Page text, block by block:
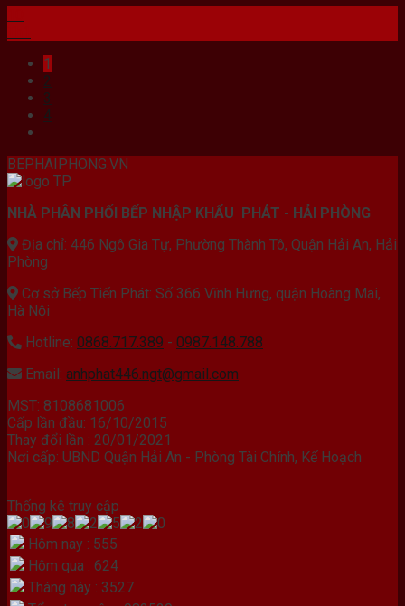
1
2
3
4
BEPHAIPHONG.VN
NHÀ PHÂN PHỐI BẾP NHẬP KHẨU PHÁT - HẢI PHÒNG
Địa chỉ: 446 Ngô Gia Tự, Phường Thành Tô, Quận Hải An, Hải
Phòng
Cơ sở Bếp Tiến Phát: Số 366 Vĩnh Hưng, quận Hoàng Mai,
Hà Nội
Hotline: 0868.717.389 - 0987.148.788
Email: anhphat446.ngt@gmail.com
MST: 8108681006
Cấp lần đầu: 16/10/2015
Thay đổi lần : 20/01/2021
Nơi cấp: UBND Quận Hải An - Phòng Tài Chính, Kế Hoạch
Thống kê truy cập
Hôm nay : 555
Hôm qua : 624
Tháng này : 3527